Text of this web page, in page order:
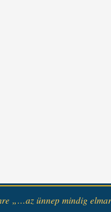
„…az ünnep mindig